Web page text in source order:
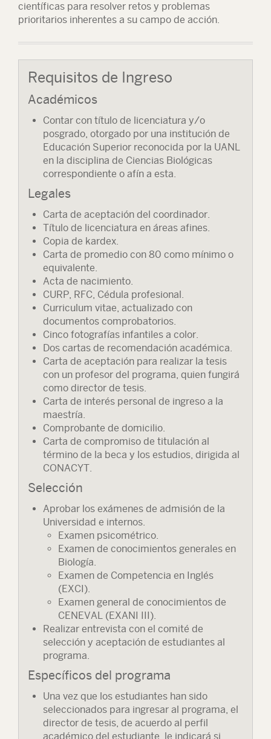
científicas para resolver retos y problemas
prioritarios inherentes a su campo de acción.
Requisitos de Ingreso
Académicos
Contar con título de licenciatura y/o
posgrado, otorgado por una institución de
Educación Superior reconocida por la UANL
en la disciplina de Ciencias Biológicas
correspondiente o afín a esta.
Legales
Carta de aceptación del coordinador.
Título de licenciatura en áreas afines.
Copia de kardex.
Carta de promedio con 80 como mínimo o
equivalente.
Acta de nacimiento.
CURP, RFC, Cédula profesional.
Curriculum vitae, actualizado con
documentos comprobatorios.
Cinco fotografías infantiles a color.
Dos cartas de recomendación académica.
Carta de aceptación para realizar la tesis
con un profesor del programa, quien fungirá
como director de tesis.
Carta de interés personal de ingreso a la
maestría.
Comprobante de domicilio.
Carta de compromiso de titulación al
término de la beca y los estudios, dirigida al
CONACYT.
Selección
Aprobar los exámenes de admisión de la
Universidad e internos.
Examen psicométrico.
Examen de conocimientos generales en
Biología.
Examen de Competencia en Inglés
(EXCI).
Examen general de conocimientos de
CENEVAL (EXANI III).
Realizar entrevista con el comité de
selección y aceptación de estudiantes al
programa.
Específicos del programa
Una vez que los estudiantes han sido
seleccionados para ingresar al programa, el
director de tesis, de acuerdo al perfil
académico del estudiante, le indicará si